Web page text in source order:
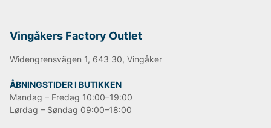
Vingåkers Factory Outlet
Widengrensvägen 1, 643 30, Vingåker
ÅBNINGSTIDER I BUTIKKEN
Mandag – Fredag 10:00–19:00
Lørdag – Søndag 09:00–18:00